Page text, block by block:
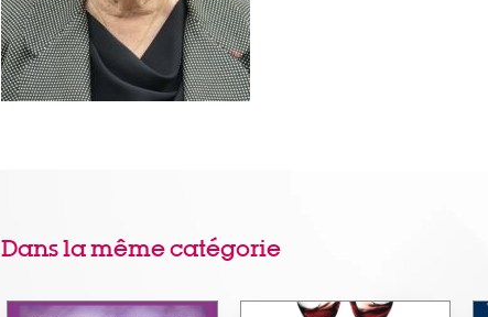
Dans la même catégorie